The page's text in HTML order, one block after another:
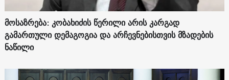
მოსაზრება: კობახიძის წერილი არის კარგად
გამართული დემაგოგია და არჩევნებისთვის მზადების
ნაწილი